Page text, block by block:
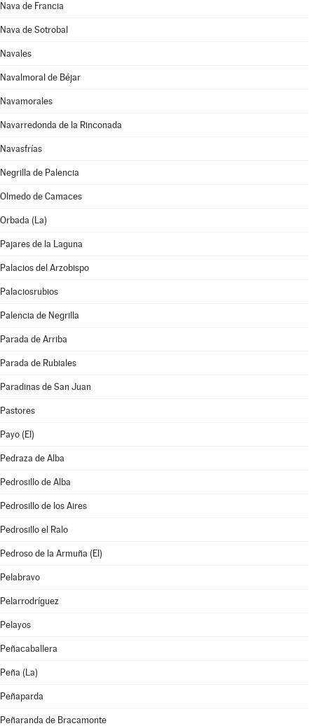
Nava de Francia
Nava de Sotrobal
Navales
Navalmoral de Béjar
Navamorales
Navarredonda de la Rinconada
Navasfrías
Negrilla de Palencia
Olmedo de Camaces
Orbada (La)
Pajares de la Laguna
Palacios del Arzobispo
Palaciosrubios
Palencia de Negrilla
Parada de Arriba
Parada de Rubiales
Paradinas de San Juan
Pastores
Payo (El)
Pedraza de Alba
Pedrosillo de Alba
Pedrosillo de los Aires
Pedrosillo el Ralo
Pedroso de la Armuña (El)
Pelabravo
Pelarrodríguez
Pelayos
Peñacaballera
Peña (La)
Peñaparda
Peñaranda de Bracamonte